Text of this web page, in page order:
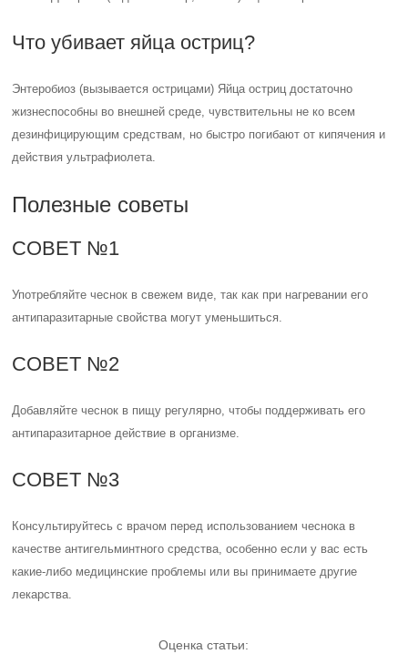
Что убивает яйца остриц?
Энтеробиоз (вызывается острицами) Яйца остриц достаточно
жизнеспособны во внешней среде, чувствительны не ко всем
дезинфицирующим средствам, но быстро погибают от кипячения и
действия ультрафиолета.
Полезные советы
СОВЕТ №1
Употребляйте чеснок в свежем виде, так как при нагревании его
антипаразитарные свойства могут уменьшиться.
СОВЕТ №2
Добавляйте чеснок в пищу регулярно, чтобы поддерживать его
антипаразитарное действие в организме.
СОВЕТ №3
Консультируйтесь с врачом перед использованием чеснока в
качестве антигельминтного средства, особенно если у вас есть
какие-либо медицинские проблемы или вы принимаете другие
лекарства.
Оценка статьи: